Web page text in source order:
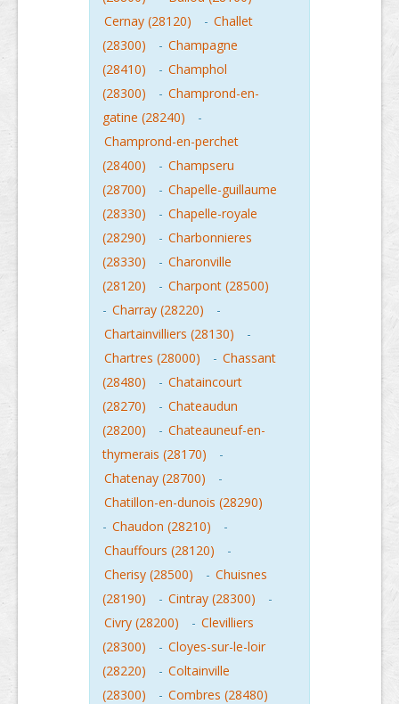
Cernay (28120)
- Challet
(28300)
- Champagne
(28410)
- Champhol
(28300)
- Champrond-en-
gatine (28240)
-
Champrond-en-perchet
(28400)
- Champseru
(28700)
- Chapelle-guillaume
(28330)
- Chapelle-royale
(28290)
- Charbonnieres
(28330)
- Charonville
(28120)
- Charpont (28500)
- Charray (28220)
-
Chartainvilliers (28130)
-
Chartres (28000)
- Chassant
(28480)
- Chataincourt
(28270)
- Chateaudun
(28200)
- Chateauneuf-en-
thymerais (28170)
-
Chatenay (28700)
-
Chatillon-en-dunois (28290)
- Chaudon (28210)
-
Chauffours (28120)
-
Cherisy (28500)
- Chuisnes
(28190)
- Cintray (28300)
-
Civry (28200)
- Clevilliers
(28300)
- Cloyes-sur-le-loir
(28220)
- Coltainville
(28300)
- Combres (28480)